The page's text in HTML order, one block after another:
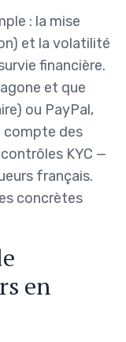
: la mise
et la volatilité
financière.
et que
ou PayPal,
compte des
KYC —
français.
concrètes
en